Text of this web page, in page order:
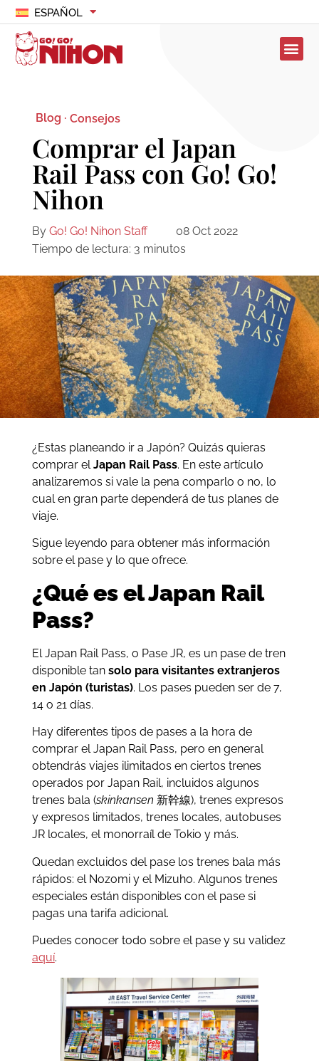
ESPAÑOL
Blog · Consejos
Comprar el Japan
Rail Pass con Go! Go!
Nihon
By Go! Go! Nihon Staff
08 Oct 2022
Tiempo de lectura: 3 minutos
¿Estas planeando ir a Japón? Quizás quieras
comprar elJapan Rail Pass. En este artículo
analizaremos si vale la pena comparlo o no, lo
cual en gran parte dependerá de tus planes de
viaje.
Sigue leyendo para obtener más información
sobre el pase y lo que ofrece.
¿Qué es el Japan Rail
Pass?
El Japan Rail Pass, o Pase JR, es un pase de tren
disponible tan solo para visitantes extranjeros
en Japón (turistas). Los pases pueden ser de 7,
14 o 21 días.
Hay diferentes tipos de pases a la hora de
comprar el Japan Rail Pass, pero en general
obtendrás viajes ilimitados en ciertos trenes
operados por Japan Rail, incluidos algunos
trenes bala (skinkansen 新幹線), trenes expresos
y expresos limitados, trenes locales, autobuses
JR locales, el monorraíl de Tokio y más.
Quedan excluidos del pase los trenes bala más
rápidos: el Nozomi y el Mizuho. Algunos trenes
especiales están disponibles con el pase si
pagas una tarifa adicional.
Puedes conocer todo sobre el pase y su validez
aquí.